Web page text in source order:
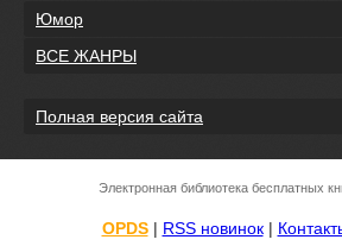
Юмор
ВСЕ ЖАНРЫ
Полная версия сайта
Электронная библиотека бесплатных
OPDS| RSS новинок|